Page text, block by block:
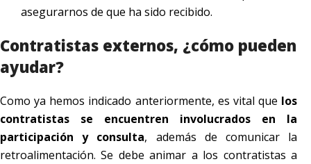
asegurarnos de que ha sido recibido.
Contratistas externos, ¿cómo pueden
ayudar?
Como ya hemos indicado anteriormente, es vital que los
contratistas se encuentren involucrados en la
participación y consulta, además de comunicar la
retroalimentación. Se debe animar a los contratistas a